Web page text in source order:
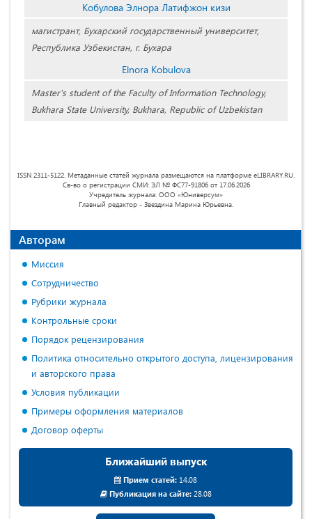
Кобулова Элнора Латифжон кизи
магистрант, Бухарский государственный университет,
Республика Узбекистан, г. Бухара
Elnora Kobulova
Master's student of the Faculty of Information Technology,
Bukhara State University, Bukhara, Republic of Uzbekistan
ISSN 2311-5122. Метаданные статей журнала размещаются на платформе eLIBRARY.RU.
Св-во о регистрации СМИ: ЭЛ № ФС77-91806 от 17.06.2026
Учредитель журнала: ООО «Юниверсум»
Главный редактор - Звездина Марина Юрьевна.
Авторам
Миссия
Сотрудничество
Рубрики журнала
Контрольные сроки
Порядок рецензирования
Политика относительно открытого доступа, лицензирования
и авторского права
Условия публикации
Примеры оформления материалов
Договор оферты
Ближайший выпуск
Прием статей: 14.08
Публикация на сайте:28.08